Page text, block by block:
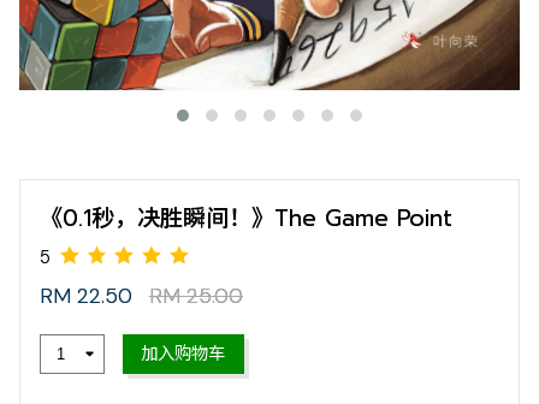
《0.1秒，决胜瞬间！》The Game Point
RM 22.50 RM 25.00
加入购物车